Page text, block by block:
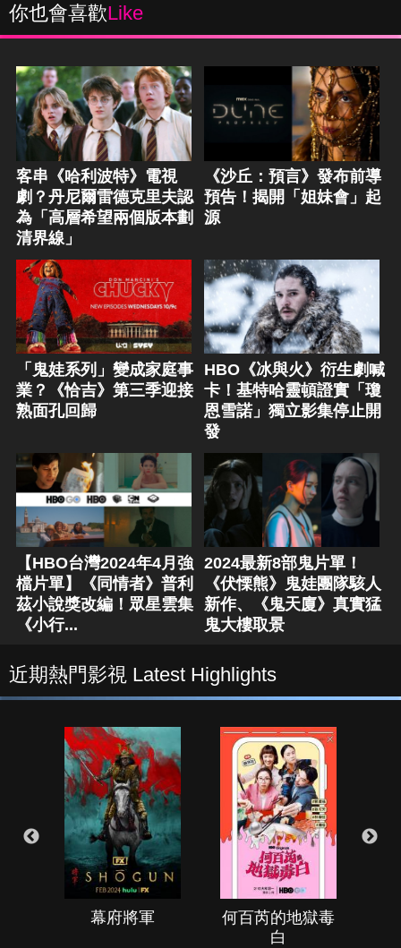
你也會喜歡Like
客串《哈利波特》電視
劇？丹尼爾雷德克里夫認
為「高層希望兩個版本劃
清界線」
《沙丘：預言》發布前導
預告！揭開「姐妹會」起
源
「鬼娃系列」變成家庭事
業？《恰吉》第三季迎接
熟面孔回歸
HBO《冰與火》衍生劇喊
卡！基特哈靈頓證實「瓊
恩雪諾」獨立影集停止開
發
【HBO台灣2024年4月強
檔片單】《同情者》普利
茲小說獎改編！眾星雲集
《小行...
2024最新8部鬼片單！
《伏慄熊》鬼娃團隊駭人
新作、《鬼天廈》真實猛
鬼大樓取景
近期熱門影視 Latest Highlights
幕府將軍
何百芮的地獄毒
白